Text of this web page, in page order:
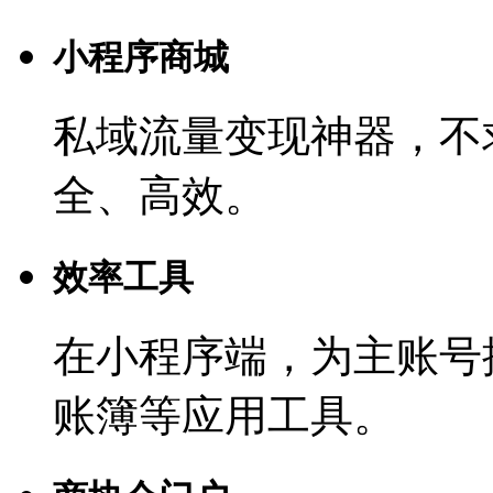
小程序商城
私域流量变现神器，
全、高效。
效率工具
在小程序端，为主账
账簿等应用工具。